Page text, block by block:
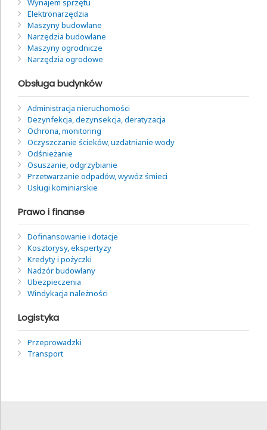
Wynajem sprzętu
Elektronarzędzia
Maszyny budowlane
Narzędzia budowlane
Maszyny ogrodnicze
Narzędzia ogrodowe
Obsługa budynków
Administracja nieruchomości
Dezynfekcja, dezynsekcja, deratyzacja
Ochrona, monitoring
Oczyszczanie ścieków, uzdatnianie wody
Odśnieżanie
Osuszanie, odgrzybianie
Przetwarzanie odpadów, wywóz śmieci
Usługi kominiarskie
Prawo i finanse
Dofinansowanie i dotacje
Kosztorysy, ekspertyzy
Kredyty i pożyczki
Nadzór budowlany
Ubezpieczenia
Windykacja należności
Logistyka
Przeprowadzki
Transport